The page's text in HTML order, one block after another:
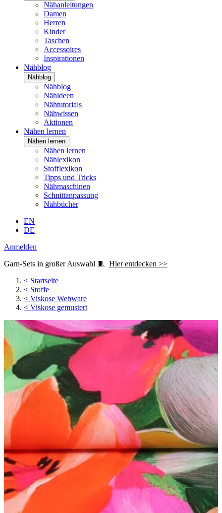
Nähanleitungen
Damen
Herren
Kinder
Taschen
Accessoires
Inspirationen
Nähblog
Nähblog
Nähblog
Nähideen
Nähtutorials
Nähwissen
Aktionen
Nähen lernen
Nähen lernen
Nähen lernen
Nählexikon
Stofflexikon
Tipps und Tricks
Nähmaschinen
Schnittanpassung
Nähbücher
EN
DE
Anmelden
Garn-Sets in großer Auswahl 🧵 Hier entdecken >>
< Startseite
< Stoffe
< Viskose Webware
< Viskose gemustert